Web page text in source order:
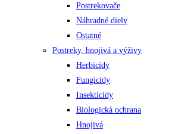
Postrekovače
Náhradné diely
Ostatné
Postreky, hnojivá a výživy
Herbicídy
Fungicídy
Insekticídy
Biologická ochrana
Hnojivá